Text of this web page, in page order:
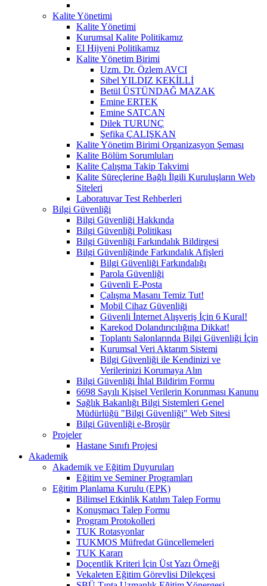
Kalite Yönetimi
Kalite Yönetimi
Kurumsal Kalite Politikamız
El Hijyeni Politikamız
Kalite Yönetim Birimi
Uzm. Dr. Özlem AVCI
Sibel YILDIZ KEKİLLİ
Betül ÜSTÜNDAĞ MAZAK
Emine ERTEK
Emine SATCAN
Dilek TURUNÇ
Şefika ÇALIŞKAN
Kalite Yönetim Birimi Organizasyon Şeması
Kalite Bölüm Sorumluları
Kalite Çalışma Takip Takvimi
Kalite Süreçlerine Bağlı İlgili Kuruluşların Web
Siteleri
Laboratuvar Test Rehberleri
Bilgi Güvenliği
Bilgi Güvenliği Hakkında
Bilgi Güvenliği Politikası
Bilgi Güvenliği Farkındalık Bildirgesi
Bilgi Güvenliğinde Farkındalık Afişleri
Bilgi Güvenliği Farkındalığı
Parola Güvenliği
Güvenli E-Posta
Çalışma Masanı Temiz Tut!
Mobil Cihaz Güvenliği
Güvenli İnternet Alışveriş İçin 6 Kural!
Karekod Dolandırıcılığına Dikkat!
Toplantı Salonlarında Bilgi Güvenliği İçin
Kurumsal Veri Aktarım Sistemi
Bilgi Güvenliği ile Kendinizi ve
Verilerinizi Korumaya Alın
Bilgi Güvenliği İhlal Bildirim Formu
6698 Sayılı Kişisel Verilerin Korunması Kanunu
Sağlık Bakanlığı Bilgi Sistemleri Genel
Müdürlüğü "Bilgi Güvenliği" Web Sitesi
Bilgi Güvenliği e-Broşür
Projeler
Hastane Sınıfı Projesi
Akademik
Akademik ve Eğitim Duyuruları
Eğitim ve Seminer Programları
Eğitim Planlama Kurulu (EPK)
Bilimsel Etkinlik Katılım Talep Formu
Konuşmacı Talep Formu
Program Protokolleri
TUK Rotasyonlar
TUKMOS Müfredat Güncellemeleri
TUK Kararı
Doçentlik Kriteri İçin Üst Yazı Örneği
Vekaleten Eğitim Görevlisi Dilekçesi